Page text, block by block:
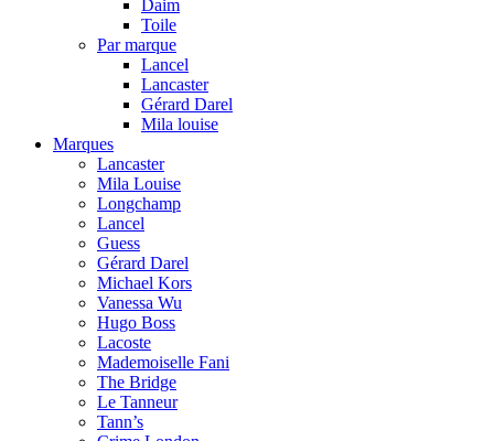
Daim
Toile
Par marque
Lancel
Lancaster
Gérard Darel
Mila louise
Marques
Lancaster
Mila Louise
Longchamp
Lancel
Guess
Gérard Darel
Michael Kors
Vanessa Wu
Hugo Boss
Lacoste
Mademoiselle Fani
The Bridge
Le Tanneur
Tann’s